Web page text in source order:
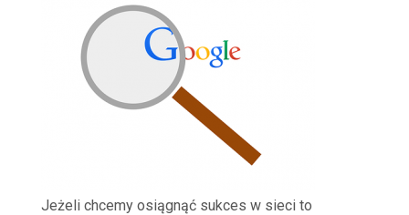
Jeżeli chcemy osiągnąć sukces w sieci to